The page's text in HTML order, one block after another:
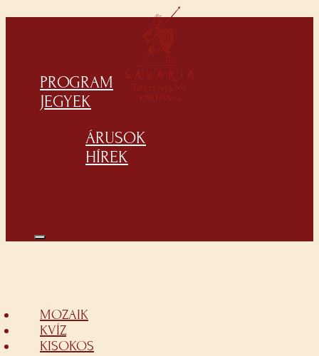
PROGRAM
JEGYEK
ÁRUSOK
HÍREK
MOZAIK
KVÍZ
KISOKOS